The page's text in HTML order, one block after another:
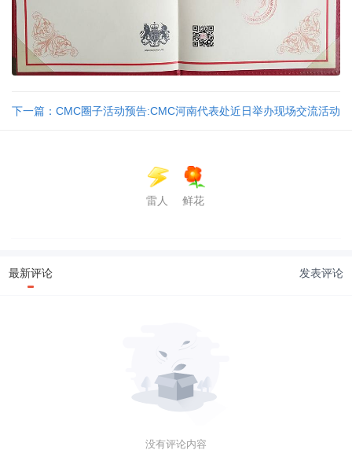
下一篇：CMC圈子活动预告:CMC河南代表处近日举办现场交流活动
雷人 鲜花
最新评论 发表评论
没有评论内容